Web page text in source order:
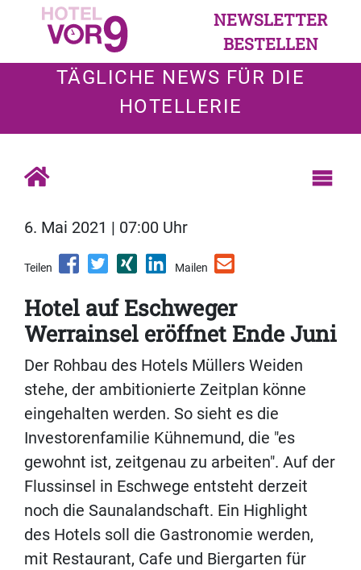
NEWSLETTER
BESTELLEN
TÄGLICHE NEWS FÜR DIE
HOTELLERIE
6. Mai 2021 | 07:00 Uhr
Teilen Mailen
Hotel auf Eschweger
Werrainsel eröffnet Ende Juni
Der Rohbau des Hotels Müllers Weiden
stehe, der ambitionierte Zeitplan könne
eingehalten werden. So sieht es die
Investorenfamilie Kühnemund, die "es
gewohnt ist, zeitgenau zu arbeiten". Auf der
Flussinsel in Eschwege entsteht derzeit
noch die Saunalandschaft. Ein Highlight
des Hotels soll die Gastronomie werden,
mit Restaurant, Cafe und Biergarten für